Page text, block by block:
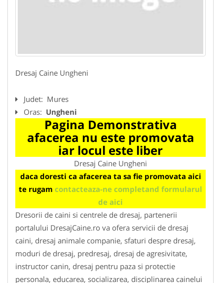
Dresaj Caine Ungheni
Judet: Mures
Oras: Ungheni
Pagina Demonstrativa
afacerea nu este promovata
iar locul este liber
Dresaj Caine Ungheni
daca doresti ca afacerea ta sa fie promovata aici
te rugam contacteaza-ne completand formularul
de aici
Dresorii de caini si centrele de dresaj, partenerii
portalului DresajCaine.ro va ofera servicii de dresaj
caini, dresaj animale companie, sfaturi despre dresaj,
moduri de dresaj, predresaj, dresaj de agresivitate,
instructor canin, dresaj pentru paza si protectie
personala, educarea, socializarea, disciplinarea cainelui